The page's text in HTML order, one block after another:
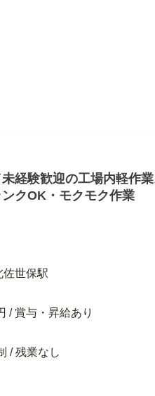
経験歓迎の工場内軽作
クOK・モクモク作業
佐世保駅
/ 賞与・昇給あり
/ 残業なし